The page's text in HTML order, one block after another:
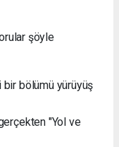
şöyle
bir bölümü yürüyüş
"Yol ve